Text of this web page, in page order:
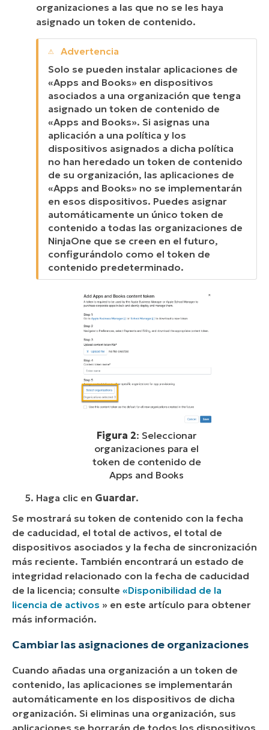
organizaciones a las que no se les haya
asignado un token de contenido.
Solo se pueden instalar aplicaciones de
«Apps and Books» en dispositivos
asociados a una organización que tenga
asignado un token de contenido de
«Apps and Books». Si asignas una
aplicación a una política y los
dispositivos asignados a dicha política
no han heredado un token de contenido
de su organización, las aplicaciones de
«Apps and Books» no se implementarán
en esos dispositivos. Puedes asignar
automáticamente un único token de
contenido a todas las organizaciones de
NinjaOne que se creen en el futuro,
configurándolo como el token de
contenido predeterminado.
Figura 2: Seleccionar
organizaciones para el
token de contenido de
Apps and Books
Haga clic en Guardar.
Se mostrará su token de contenido con la fecha
de caducidad, el total de activos, el total de
dispositivos asociados y la fecha de sincronización
más reciente. También encontrará un estado de
integridad relacionado con la fecha de caducidad
de la licencia; consulte «Disponibilidad de la
licencia de activos » en este artículo para obtener
más información.
Cambiar las asignaciones de organizaciones
Cuando añadas una organización a un token de
contenido, las aplicaciones se implementarán
automáticamente en los dispositivos de dicha
organización. Si eliminas una organización, sus
aplicaciones se borrarán de todos los dispositivos